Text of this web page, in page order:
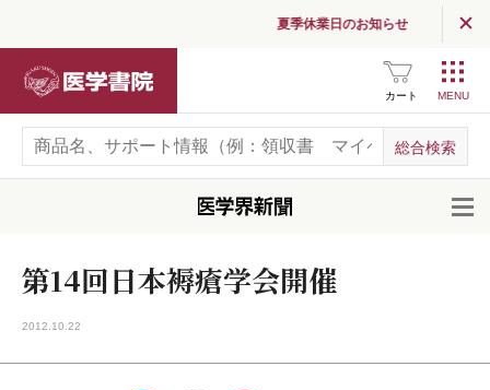
夏季休業日のお知らせ
カート
第14回日本褥瘡学会開催
2012.10.22